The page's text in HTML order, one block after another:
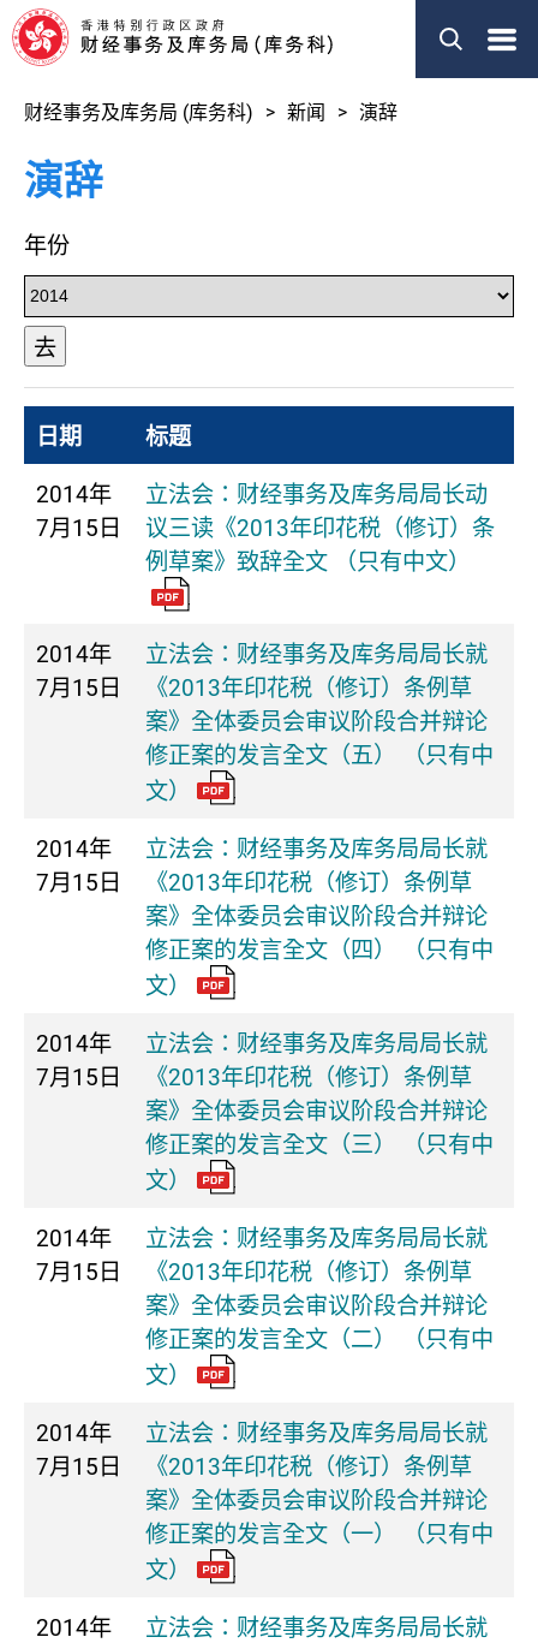
菜
财经事务及库务局 (库务科) 新闻 演辞
演辞
年份
去
日期 标题
2014年
7月15日
立法会：财经事务及库务局局长动
议三读《2013年印花税（修订）条
例草案》致辞全文 （只有中文）
2014年
7月15日
立法会：财经事务及库务局局长就
《2013年印花税（修订）条例草
案》全体委员会审议阶段合并辩论
修正案的发言全文（五） （只有中
文）
2014年
7月15日
立法会：财经事务及库务局局长就
《2013年印花税（修订）条例草
案》全体委员会审议阶段合并辩论
修正案的发言全文（四） （只有中
文）
2014年
7月15日
立法会：财经事务及库务局局长就
《2013年印花税（修订）条例草
案》全体委员会审议阶段合并辩论
修正案的发言全文（三） （只有中
文）
2014年
7月15日
立法会：财经事务及库务局局长就
《2013年印花税（修订）条例草
案》全体委员会审议阶段合并辩论
修正案的发言全文（二） （只有中
文）
2014年
7月15日
立法会：财经事务及库务局局长就
《2013年印花税（修订）条例草
案》全体委员会审议阶段合并辩论
修正案的发言全文（一） （只有中
文）
2014年
立法会：财经事务及库务局局长就